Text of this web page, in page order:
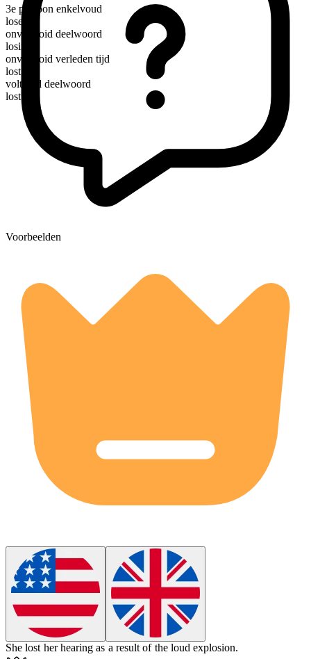
3e persoon enkelvoud
loses
onvoltooid deelwoord
losing
onvoltooid verleden tijd
lost
voltooid deelwoord
lost
Voorbeelden
Shelost her hearing as a result of the loud explosion.